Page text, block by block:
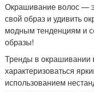
Окрашивание волос —
свой образ и удивить
модным тенденциям и
образы!
Тренды в окрашивании
характеризоваться
использованием